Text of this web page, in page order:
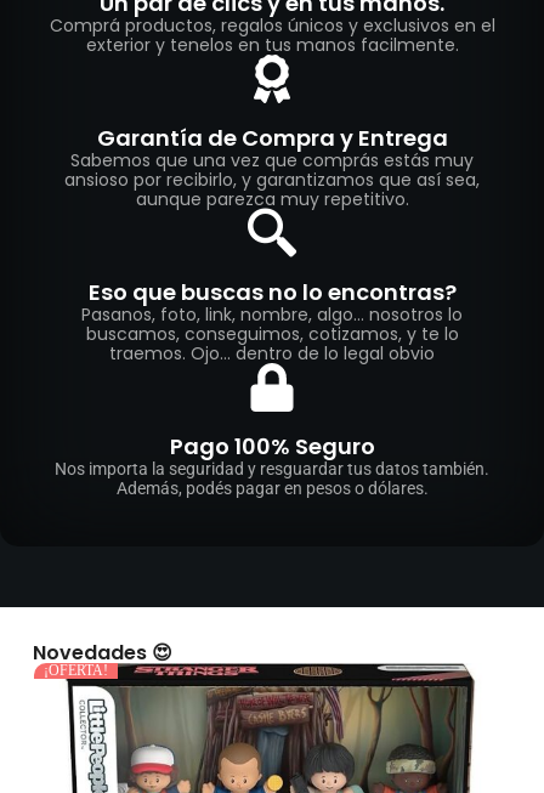
Comprá productos, regalos únicos y exclusivos en el
exterior y tenelos en tus manos facilmente.
Garantía de Compra y Entrega
Sabemos que una vez que comprás estás muy
ansioso por recibirlo, y garantizamos que así sea,
aunque parezca muy repetitivo.
Eso que buscas no lo encontras?
Pasanos, foto, link, nombre, algo... nosotros lo
buscamos, conseguimos, cotizamos, y te lo
traemos. Ojo... dentro de lo legal obvio
Pago 100% Seguro
Nos importa la seguridad y resguardar tus datos también.
Además, podés pagar en pesos o dólares.
Novedades 😍
¡OFERTA!